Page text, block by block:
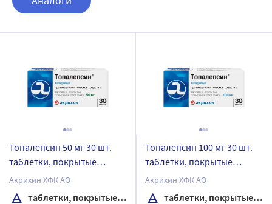
Топалепсин 50 мг 30 шт.
таблетки, покрытые
пленочной оболочкой
Акрихин ХФК АО
таблетки, покрытые пленочной оболочкой
Топалепсин 100 мг 30 шт.
таблетки, покрытые
пленочной оболочкой
Акрихин ХФК АО
таблетки, покрытые пленочной оболочкой